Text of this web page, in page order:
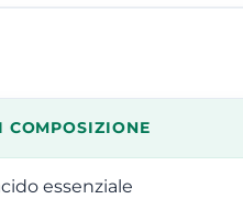
COMPOSIZIONE
essenziale